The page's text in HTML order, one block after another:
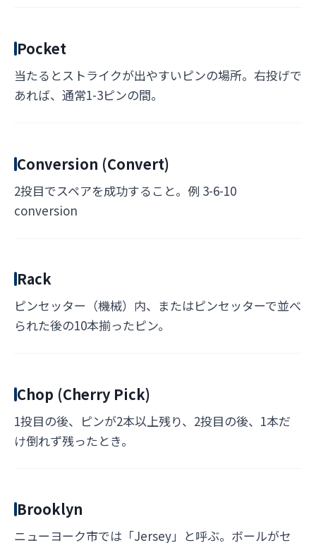
Pocket
当たるとストライクが出やすいピンの場所。右投げで
あれば、通常1-3ピンの間。
Conversion (Convert)
2投目でスペアを成功すること。例 3-6-10
conversion
Rack
ピンセッター（機械）内、またはピンセッターで並べ
られた後の10本揃ったピン。
Chop (Cherry Pick)
1投目の後、ピンが2本以上残り、2投目の後、1本だ
け倒れず残ったとき。
Brooklyn
ニューヨーク市では「Jersey」と呼ぶ。ボールがセ